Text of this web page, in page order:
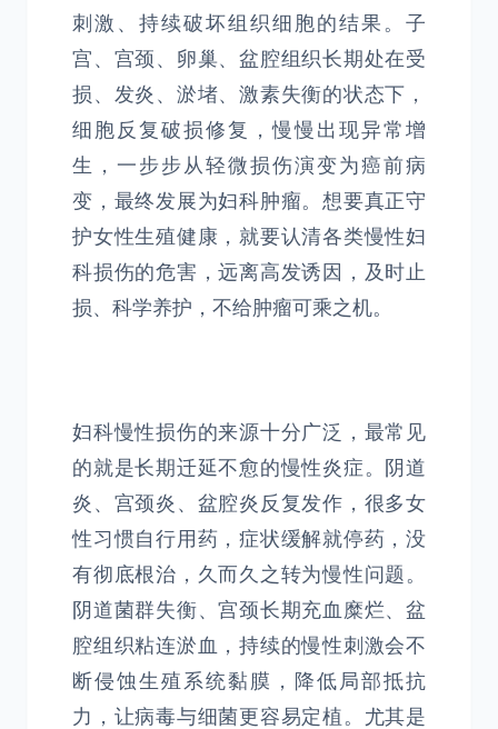
刺激、持续破坏组织细胞的结果。子
宫、宫颈、卵巢、盆腔组织长期处在受
损、发炎、淤堵、激素失衡的状态下，
细胞反复破损修复，慢慢出现异常增
生，一步步从轻微损伤演变为癌前病
变，最终发展为妇科肿瘤。想要真正守
护女性生殖健康，就要认清各类慢性妇
科损伤的危害，远离高发诱因，及时止
损、科学养护，不给肿瘤可乘之机。
妇科慢性损伤的来源十分广泛，最常见
的就是长期迁延不愈的慢性炎症。阴道
炎、宫颈炎、盆腔炎反复发作，很多女
性习惯自行用药，症状缓解就停药，没
有彻底根治，久而久之转为慢性问题。
阴道菌群失衡、宫颈长期充血糜烂、盆
腔组织粘连淤血，持续的慢性刺激会不
断侵蚀生殖系统黏膜，降低局部抵抗
力，让病毒与细菌更容易定植。尤其是